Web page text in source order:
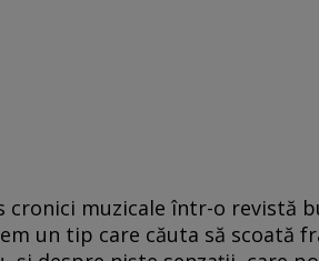
cronici muzicale într-o revistă
un tip care căuta să scoată